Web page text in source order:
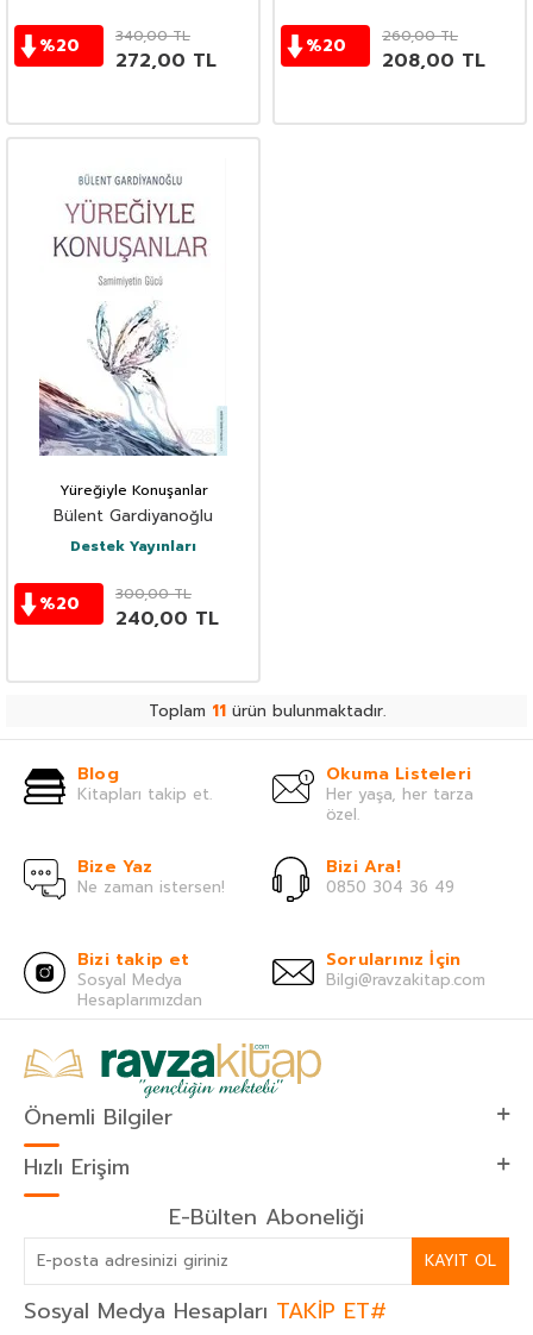
%20 340,00TL
272,00 TL
%20 260,00TL
208,00 TL
Yüreğiyle Konuşanlar
Bülent Gardiyanoğlu
Destek Yayınları
%20 300,00TL
240,00 TL
Toplam 11ürün bulunmaktadır.
Blog
Kitapları takip et.
Okuma Listeleri
Her yaşa, her tarza
özel.
Bize Yaz
Ne zaman istersen!
Bizi Ara!
0850 304 36 49
Bizi takip et
Sosyal Medya
Hesaplarımızdan
Sorularınız İçin
Bilgi@ravzakitap.com
Önemli Bilgiler
Hızlı Erişim
E-Bülten Aboneliği
KAYIT OL
Sosyal Medya Hesapları TAKİP ET#